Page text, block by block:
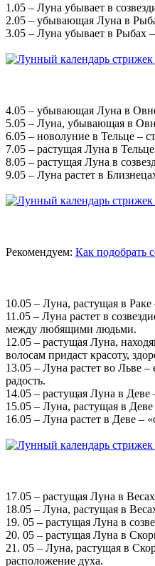
1.05 – Луна убывает в
2.05 – убывающая Луна в
3.05 – Луна убывает в Рыбах
4.05 – убывающая Луна в
5.05 – Луна, убывающая в
6.05 – новолуние в Тельце –
7.05 – растущая Луна в
8.05 – растущая Луна в
9.05 – Луна растет в
Рекомендуем: Как подобрать
10.05 – Луна, растущая в Раке
11.05 – Луна растет в
между любящими людьми.
12.05 – растущая Луна,
волосам придаст красоту,
13.05 – Луна растет во Льве –
радость.
14.05 – растущая Луна в
15.05 – Луна, растущая в
16.05 – Луна растет в Деве –
17.05 – растущая Луна в
18.05 – Луна, растущая в
19. 05 – растущая Луна в
20. 05 – растущая Луна в
21. 05 – Луна, растущая в
расположение духа.